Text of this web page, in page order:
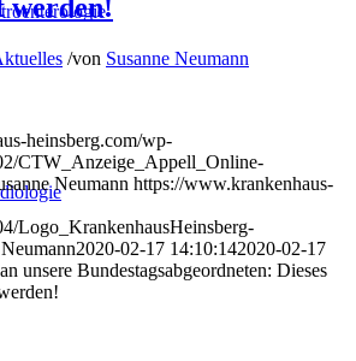
werden!
/von Susanne Neumann
heinsberg.com/wp-
CTW_Anzeige_Appell_Online-
Neumann https://www.krankenhaus-
Logo_KrankenhausHeinsberg-
2020-02-17 14:10:142020-02-17
unsere Bundestagsabgeordneten: Dieses